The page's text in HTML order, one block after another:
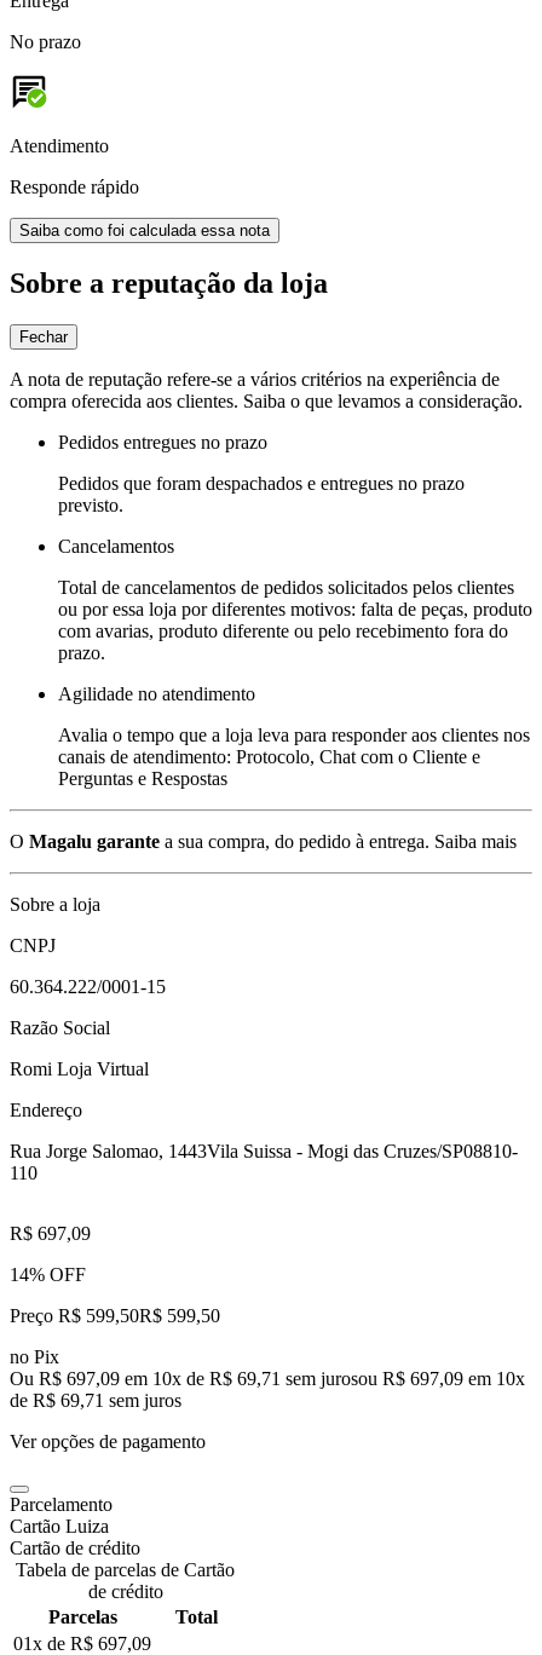
No prazo
Atendimento
Responde rápido
Saiba como foi calculada essa nota
Sobre a reputação da loja
Fechar
A nota de reputação refere-se a vários critérios na experiência de
compra oferecida aos clientes. Saiba o que levamos a consideração.
Pedidos entregues no prazo
Pedidos que foram despachados e entregues no prazo
previsto.
Cancelamentos
Total de cancelamentos de pedidos solicitados pelos clientes
ou por essa loja por diferentes motivos: falta de peças, produto
com avarias, produto diferente ou pelo recebimento fora do
prazo.
Agilidade no atendimento
Avalia o tempo que a loja leva para responder aos clientes nos
canais de atendimento: Protocolo, Chat com o Cliente e
Perguntas e Respostas
O Magalu garante a sua compra, do pedido à entrega. Saiba mais
Sobre a loja
CNPJ
60.364.222/0001-15
Razão Social
Romi Loja Virtual
Endereço
Rua Jorge Salomao, 1443Vila Suissa - Mogi das Cruzes/SP08810-
110
R$ 697,09
14% OFF
Preço R$ 599,50R$ 599,50
no Pix
Ou R$ 697,09 em 10x de R$ 69,71 sem jurosou R$ 697,09 em 10x
de R$ 69,71 sem juros
Ver opções de pagamento
Parcelamento
Cartão Luiza
Cartão de crédito
Tabela de parcelas de Cartão
de crédito
Parcelas
Total
01x de R$ 697,09